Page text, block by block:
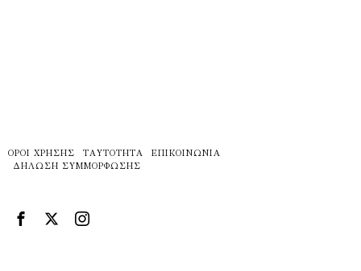
ΌΡΟΙ ΧΡΉΣΗΣ ΤΑΥΤΌΤΗΤΑ
ΕΠΙΚΟΙΝΩΝΊΑ
ΔΉΛΩΣΗ ΣΥΜΜΌΡΦΩΣΗΣ